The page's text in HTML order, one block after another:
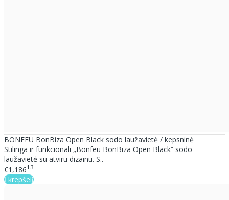
BONFEU BonBiza Open Black sodo laužavietė / kepsninė
Stilinga ir funkcionali „Bonfeu BonBiza Open Black“ sodo
laužavietė su atviru dizainu. S..
€1,18613
Į krepšelį